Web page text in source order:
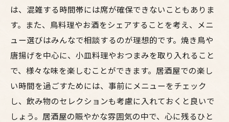
は、混雑する時間帯には席が確保できないこともありま
す。また、鳥料理やお酒をシェアすることを考え、メニ
ュー選びはみんなで相談するのが理想的です。焼き鳥や
唐揚げを中心に、小皿料理やおつまみを取り入れること
で、様々な味を楽しむことができます。居酒屋での楽し
い時間を過ごすためには、事前にメニューをチェック
し、飲み物のセレクションも考慮に入れておくと良いで
しょう。居酒屋の賑やかな雰囲気の中で、心に残るひと